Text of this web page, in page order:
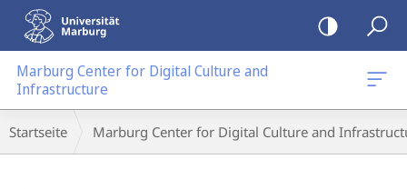
Mobile-
Navigation
Marburg Center for Digital Culture and
Infrastructure
Breadcrumb-
Navigation
Startseite Marburg Center for Digital Culture and